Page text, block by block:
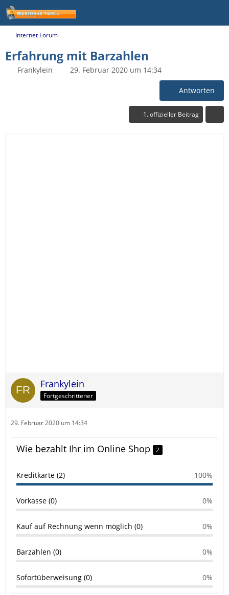
Internet Forum
Erfahrung mit Barzahlen
Frankylein 29. Februar 2020 um 14:34
Antworten
1. offizieller Beitrag
Frankylein
Fortgeschrittener
29. Februar 2020 um 14:34
Wie bezahlt Ihr im Online Shop 2
Kreditkarte (2) 100%
Vorkasse (0) 0%
Kauf auf Rechnung wenn möglich (0) 0%
Barzahlen (0) 0%
Sofortüberweisung (0) 0%